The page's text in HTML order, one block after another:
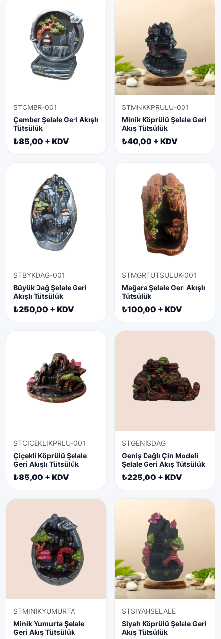
STCMBR-001
Çember Şelale Geri Akışlı
Tütsülük
₺85,00 + KDV
STMNKKPRULU-001
Minik Köprülü Şelale Geri
Akış Tütsülük
₺40,00 + KDV
STBYKDAG-001
Büyük Dağ Şelale Geri
Akışlı Tütsülük
₺250,00 + KDV
STMGRTUTSULUK-001
Mağara Şelale Geri Akışlı
Tütsülük
₺100,00 + KDV
STCICEKLIKPRLU-001
Çiçekli Köprülü Şelale
Geri Akışlı Tütsülük
₺85,00 + KDV
STGENISDAG
Geniş Dağlı Çin Modeli
Şelale Geri Akış Tütsülük
₺225,00 + KDV
STMINIKYUMURTA
Minik Yumurta Şelale
Geri Akış Tütsülük
STSIYAHSELALE
Siyah Köprülü Şelale Geri
Akış Tütsülük